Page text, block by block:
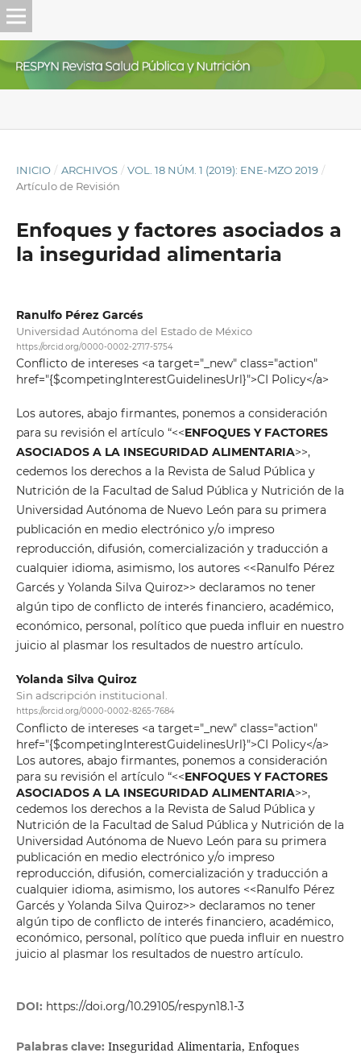
INICIO / ARCHIVOS / VOL. 18 NÚM. 1 (2019): ENE-MZO 2019 /
Artículo de Revisión
Enfoques y factores asociados a
la inseguridad alimentaria
Ranulfo Pérez Garcés
Universidad Autónoma del Estado de México
https://orcid.org/0000-0002-2717-5754
Conflicto de intereses <a target="_new" class="action"
href="{$competingInterestGuidelinesUrl}">CI Policy</a>
Los autores, abajo firmantes, ponemos a consideración
para su revisión el artículo “<<ENFOQUES Y FACTORES
ASOCIADOS A LA INSEGURIDAD ALIMENTARIA>>,
cedemos los derechos a la Revista de Salud Pública y
Nutrición de la Facultad de Salud Pública y Nutrición de la
Universidad Autónoma de Nuevo León para su primera
publicación en medio electrónico y/o impreso
reproducción, difusión, comercialización y traducción a
cualquier idioma, asimismo, los autores <<Ranulfo Pérez
Garcés y Yolanda Silva Quiroz>> declaramos no tener
algún tipo de conflicto de interés financiero, académico,
económico, personal, político que pueda influir en nuestro
juicio al plasmar los resultados de nuestro artículo.
Yolanda Silva Quiroz
Sin adscripción institucional.
https://orcid.org/0000-0002-8265-7684
Conflicto de intereses <a target="_new" class="action"
href="{$competingInterestGuidelinesUrl}">CI Policy</a>
Los autores, abajo firmantes, ponemos a consideración
para su revisión el artículo “<<ENFOQUES Y FACTORES
ASOCIADOS A LA INSEGURIDAD ALIMENTARIA>>,
cedemos los derechos a la Revista de Salud Pública y
Nutrición de la Facultad de Salud Pública y Nutrición de la
Universidad Autónoma de Nuevo León para su primera
publicación en medio electrónico y/o impreso
reproducción, difusión, comercialización y traducción a
cualquier idioma, asimismo, los autores <<Ranulfo Pérez
Garcés y Yolanda Silva Quiroz>> declaramos no tener
algún tipo de conflicto de interés financiero, académico,
económico, personal, político que pueda influir en nuestro
juicio al plasmar los resultados de nuestro artículo.
DOI: https://doi.org/10.29105/respyn18.1-3
Palabras clave: Inseguridad Alimentaria, Enfoques